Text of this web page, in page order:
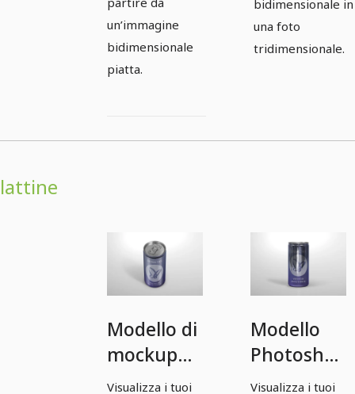
un’immagine
bidimensionale
piatta.
bidimensionale in
una foto
tridimensionale.
lattine
Modello di
mockup
Photoshop
Visualizza i tuoi
Modello
Photoshop
per una
Visualizza i tuoi